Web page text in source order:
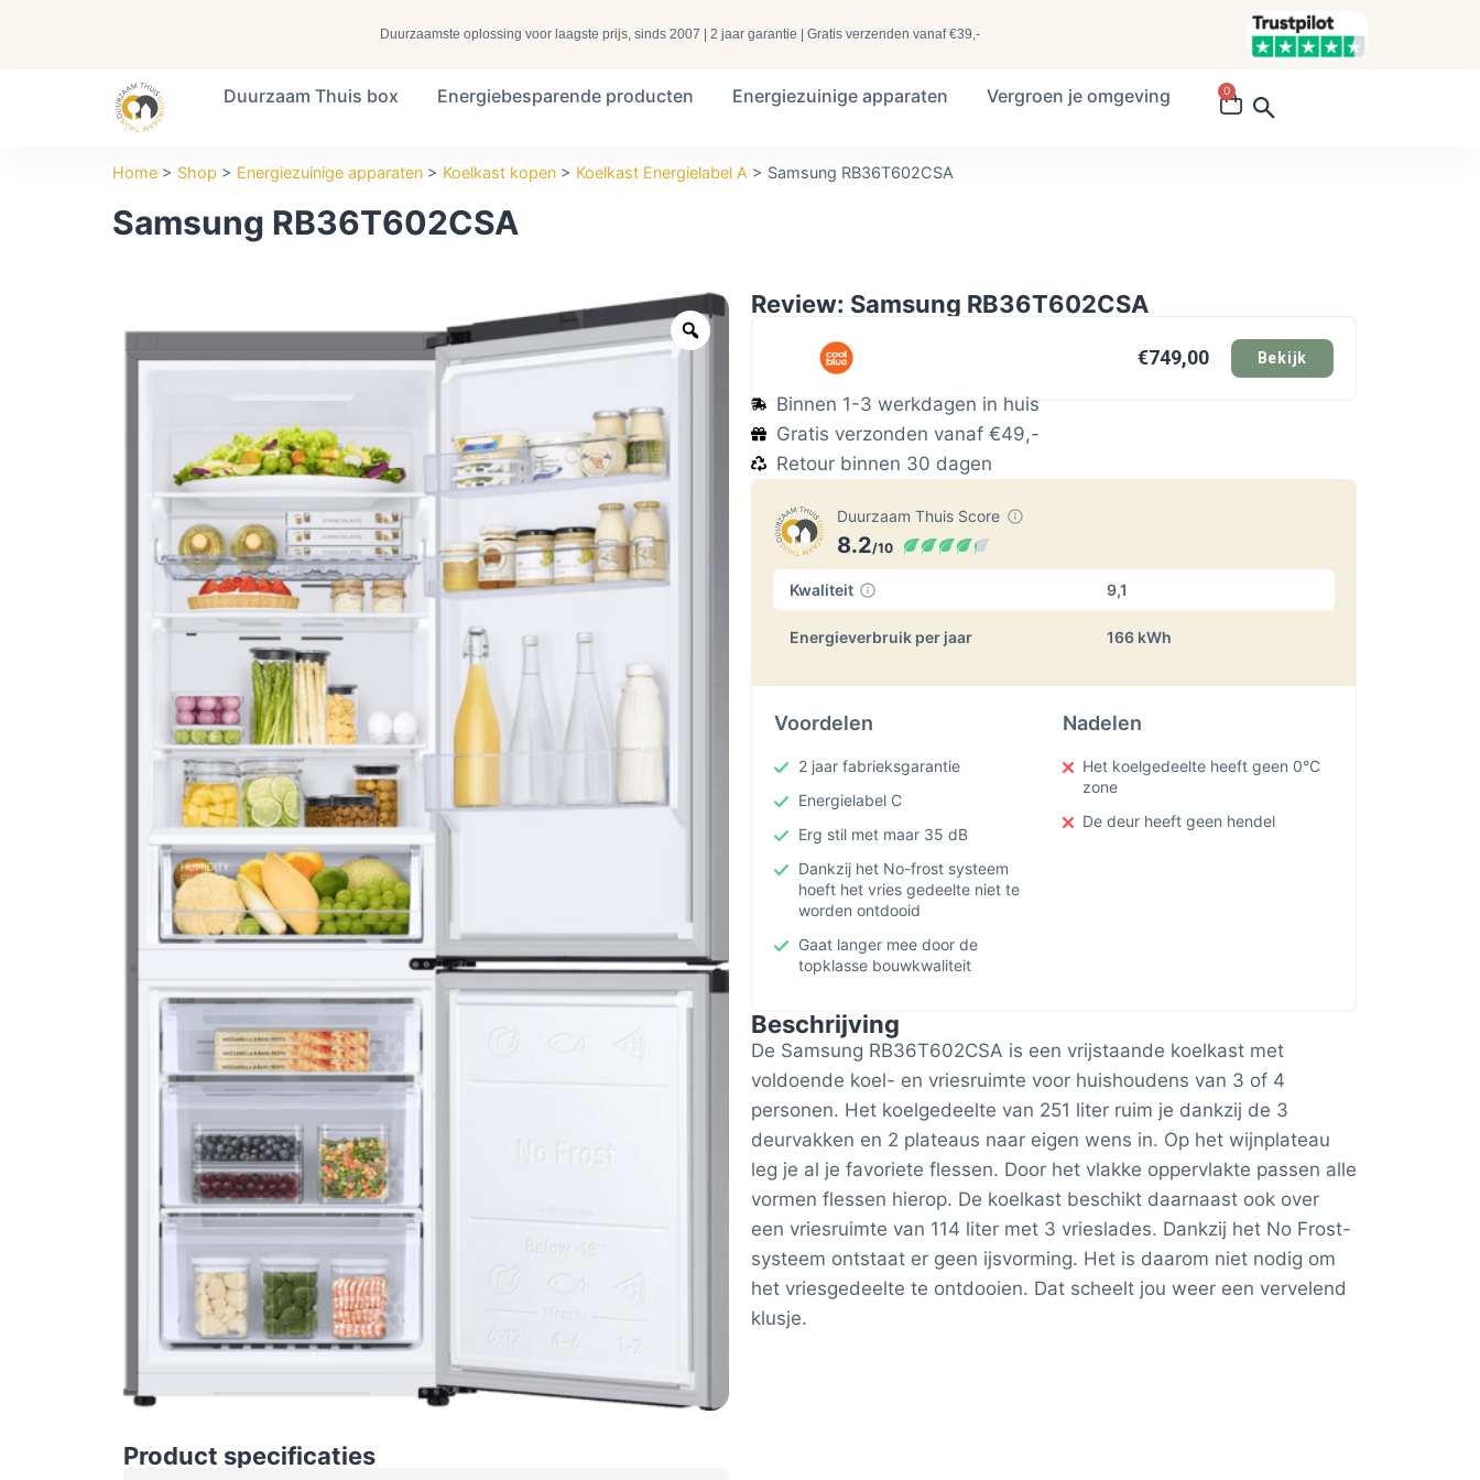
Duurzaamste oplossing voor laagste prijs, sinds 2007 | 2 jaar garantie | Gratis verzenden vanaf €39,-
Duurzaam Thuis box Energiebesparende producten Energiezuinige apparaten Vergroen je omgeving 0
Home > Shop > Energiezuinige apparaten > Koelkast kopen > Koelkast Energielabel A > Samsung RB36T602CSA
Samsung RB36T602CSA
Product specificaties
Review: Samsung RB36T602CSA
€749,00 Bekijk
Binnen 1-3 werkdagen in huis
Gratis verzonden vanaf €49,-
Retour binnen 30 dagen
Duurzaam Thuis Score
8.2/10
Kwaliteit 9,1
Energieverbruik per jaar 166 kWh
Voordelen
2 jaar fabrieksgarantie
Energielabel C
Erg stil met maar 35 dB
Dankzij het No-frost systeem
hoeft het vries gedeelte niet te
worden ontdooid
Gaat langer mee door de
topklasse bouwkwaliteit
Nadelen
Het koelgedeelte heeft geen 0°C
zone
De deur heeft geen hendel
Beschrijving
De Samsung RB36T602CSA is een vrijstaande koelkast met
voldoende koel- en vriesruimte voor huishoudens van 3 of 4
personen. Het koelgedeelte van 251 liter ruim je dankzij de 3
deurvakken en 2 plateaus naar eigen wens in. Op het wijnplateau
leg je al je favoriete flessen. Door het vlakke oppervlakte passen alle
vormen flessen hierop. De koelkast beschikt daarnaast ook over
een vriesruimte van 114 liter met 3 vrieslades. Dankzij het No Frost-
systeem ontstaat er geen ijsvorming. Het is daarom niet nodig om
het vriesgedeelte te ontdooien. Dat scheelt jou weer een vervelend
klusje.